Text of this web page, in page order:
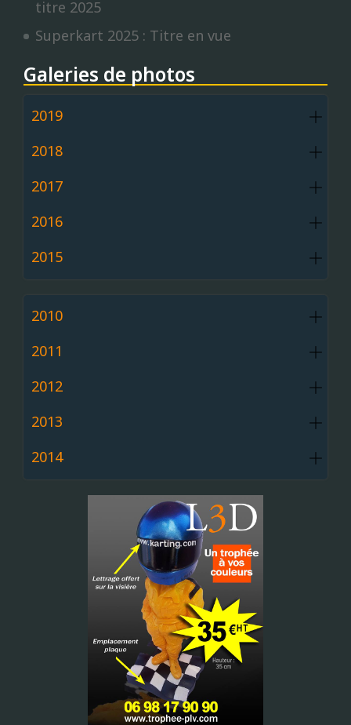
titre 2025
Superkart 2025 : Titre en vue
Galeries de photos
2019
2018
2017
2016
2015
2010
2011
2012
2013
2014